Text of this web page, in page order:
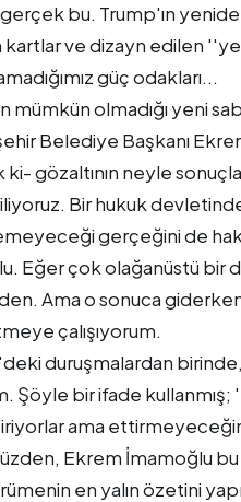
bu. Trump'ın
kartlar ve dizayn edilen
güç odakları...
mümkün olmadığı yeni
Belediye Başkanı
gözaltının neyle
Bir hukuk devletinde
gerçeğini de
Eğer çok olağanüstü bir
Ama o sonuca
çalışıyorum.
duruşmalardan
Şöyle bir ifade kullanmış;
ama
Ekrem İmamoğlu
en yalın özetini